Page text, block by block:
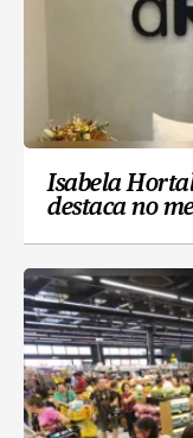
Isabela
destaca no